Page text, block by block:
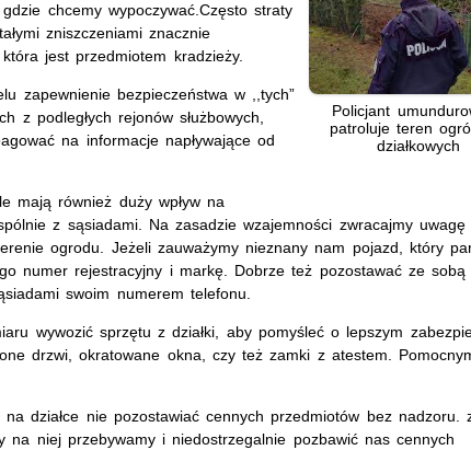
Policjant
patroluje teren
działkowych
chcemy wypoczywać.Często straty
zniszczeniami znacznie
jest przedmiotem kradzieży.
zapewnienie bezpieczeństwa w ,,tych”
z podległych rejonów służbowych,
na informacje napływające od
mają również duży wpływ na
z sąsiadami. Na zasadzie wzajemności zwracajmy uwagę
ogrodu. Jeżeli zauważymy nieznany nam pojazd, który
numer rejestracyjny i markę. Dobrze też pozostawać ze sobą
swoim numerem telefonu.
wywozić sprzętu z działki, aby pomyśleć o lepszym
drzwi, okratowane okna, czy też zamki z atestem.
działce nie pozostawiać cennych przedmiotów bez nadzoru.
na niej przebywamy i niedostrzegalnie pozbawić nas cennych